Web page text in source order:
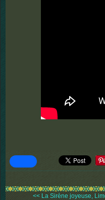
<< La Sirène joyeuse,